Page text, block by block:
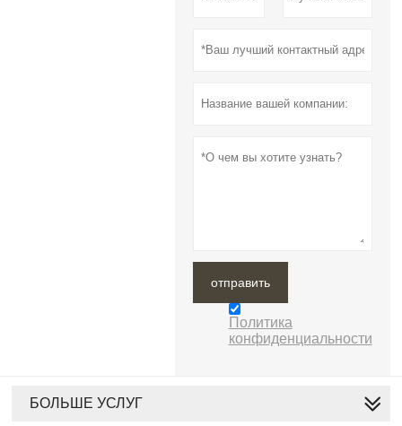
отправить
Политика
конфиденциальности
БОЛЬШЕ УСЛУГ